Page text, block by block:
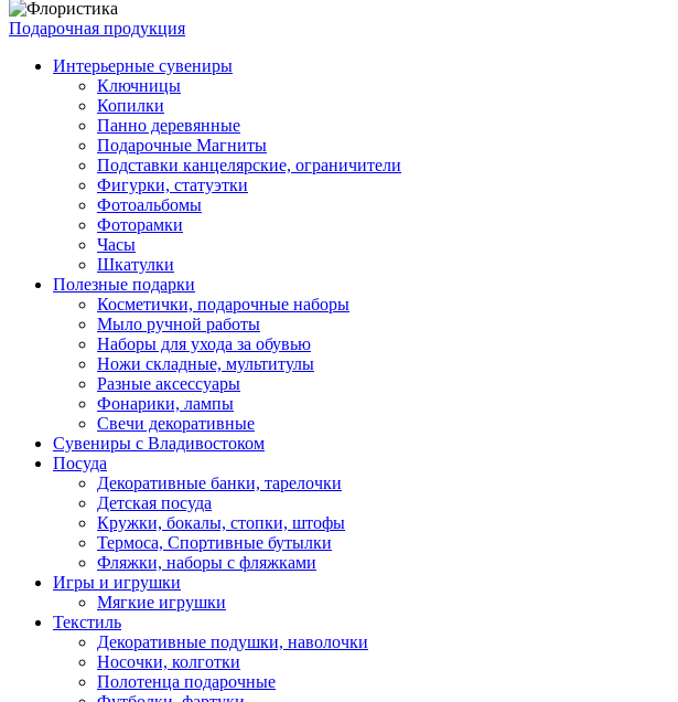
Подарочная продукция
Интерьерные сувениры
Ключницы
Копилки
Панно деревянные
Подарочные Магниты
Подставки канцелярские, ограничители
Фигурки, статуэтки
Фотоальбомы
Фоторамки
Часы
Шкатулки
Полезные подарки
Косметички, подарочные наборы
Мыло ручной работы
Наборы для ухода за обувью
Ножи складные, мультитулы
Разные аксессуары
Фонарики, лампы
Свечи декоративные
Сувениры с Владивостоком
Посуда
Декоративные банки, тарелочки
Детская посуда
Кружки, бокалы, стопки, штофы
Термоса, Спортивные бутылки
Фляжки, наборы с фляжками
Игры и игрушки
Мягкие игрушки
Текстиль
Декоративные подушки, наволочки
Носочки, колготки
Полотенца подарочные